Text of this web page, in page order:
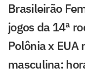
Brasileirão
jogos da 14ª
Polônia x EUA
masculina: